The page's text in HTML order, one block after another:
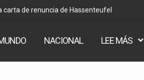
carta de renuncia de Hassenteufel
NACIONAL LEE MÁS